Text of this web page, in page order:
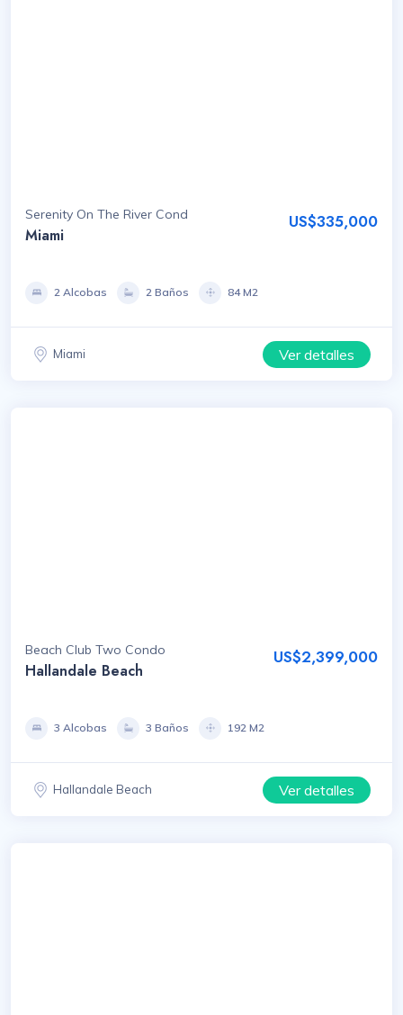
Serenity On The River Cond
Miami
US$335,000
2 Alcobas 2 Baños 84 M2
Miami Ver detalles
Beach Club Two Condo
Hallandale Beach
US$2,399,000
3 Alcobas 3 Baños 192 M2
Hallandale Beach Ver detalles